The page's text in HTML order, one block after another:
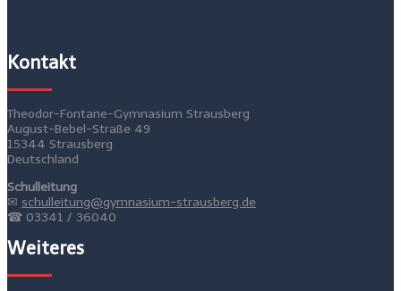
Kontakt
Theodor-Fontane-Gymnasium Strausberg
August-Bebel-Straße 49
15344 Strausberg
Deutschland
Schulleitung
✉ schulleitung@gymnasium-strausberg.de
☎ 03341 / 36040
Weiteres